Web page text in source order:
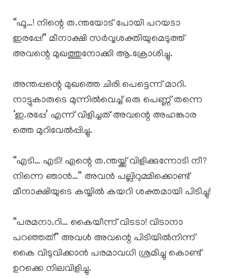
“ഫൂ…! നിന്റെ ത.ന്തയോട് പോയി പറയടാ
ഇരപ്പേ!” മീനാക്ഷി സർവ്വശക്തിയുമെടുത്ത്
അവന്റെ മുഖത്തുനോക്കി ആ.ക്രോശിച്ചു.
അന്തപ്പന്റെ മുഖത്തെ ചിരി പെട്ടെന്ന് മാറി.
നാട്ടുകാരുടെ മുന്നിൽവെച്ച് ഒരു പെണ്ണ് തന്നെ
‘ഇ.രപ്പേ’ എന്ന് വിളിച്ചത് അവന്റെ അഹങ്കാര
ത്തെ മുറിവേൽപ്പിച്ചു.
“എടി… എടി! എന്റെ ത.ന്തയ്ക്ക് വിളിക്കുന്നോടി നീ?
നിന്നെ ഞാൻ…” അവൻ പല്ലിറുമ്മിക്കൊണ്ട്
മീനാക്ഷിയുടെ കയ്യിൽ കയറി ശക്തമായി പിടിച്ചു!
“പരമനാ.റി… കൈയീന്ന് വിടടാ! വിടാനാ
പറഞ്ഞത്!” അവൾ അവന്റെ പിടിയിൽനിന്ന്
കൈ വിടുവിക്കാൻ പരമാവധി ശ്രമിച്ചു കൊണ്ട്
ഉറക്കെ നിലവിളിച്ചു.